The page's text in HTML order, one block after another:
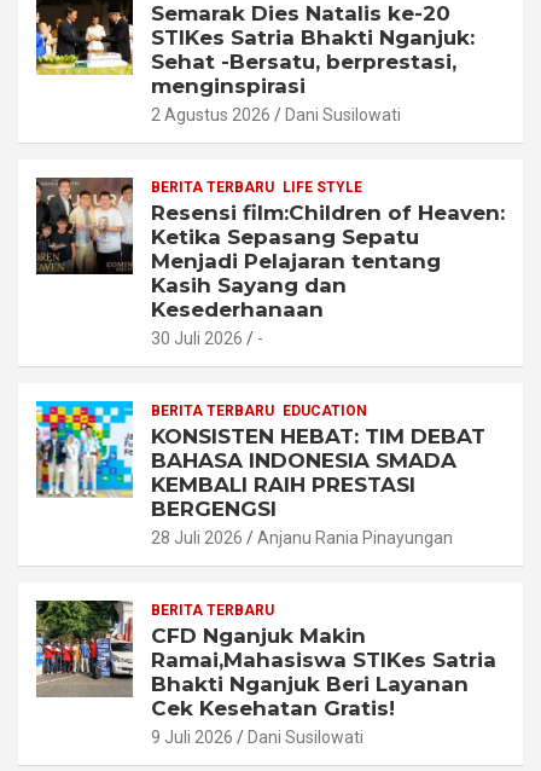
Semarak Dies Natalis ke-20
STIKes Satria Bhakti Nganjuk:
Sehat -Bersatu, berprestasi,
menginspirasi
2 Agustus 2026 Dani Susilowati
BERITA TERBARU LIFE STYLE
Resensi film:Children of Heaven:
Ketika Sepasang Sepatu
Menjadi Pelajaran tentang
Kasih Sayang dan
Kesederhanaan
30 Juli 2026 -
BERITA TERBARU EDUCATION
KONSISTEN HEBAT: TIM DEBAT
BAHASA INDONESIA SMADA
KEMBALI RAIH PRESTASI
BERGENGSI
28 Juli 2026 Anjanu Rania Pinayungan
BERITA TERBARU
CFD Nganjuk Makin
Ramai,Mahasiswa STIKes Satria
Bhakti Nganjuk Beri Layanan
Cek Kesehatan Gratis!
9 Juli 2026 Dani Susilowati